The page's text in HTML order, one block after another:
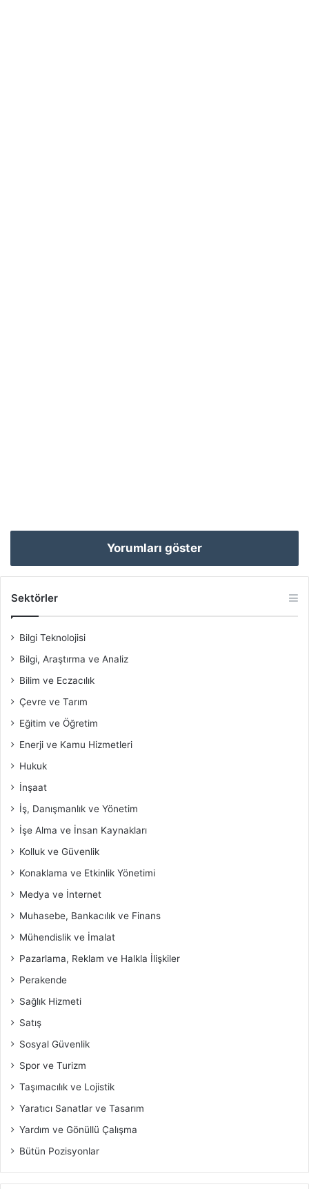
Yorumları göster
Sektörler
Bilgi Teknolojisi
Bilgi, Araştırma ve Analiz
Bilim ve Eczacılık
Çevre ve Tarım
Eğitim ve Öğretim
Enerji ve Kamu Hizmetleri
Hukuk
İnşaat
İş, Danışmanlık ve Yönetim
İşe Alma ve İnsan Kaynakları
Kolluk ve Güvenlik
Konaklama ve Etkinlik Yönetimi
Medya ve İnternet
Muhasebe, Bankacılık ve Finans
Mühendislik ve İmalat
Pazarlama, Reklam ve Halkla İlişkiler
Perakende
Sağlık Hizmeti
Satış
Sosyal Güvenlik
Spor ve Turizm
Taşımacılık ve Lojistik
Yaratıcı Sanatlar ve Tasarım
Yardım ve Gönüllü Çalışma
Bütün Pozisyonlar